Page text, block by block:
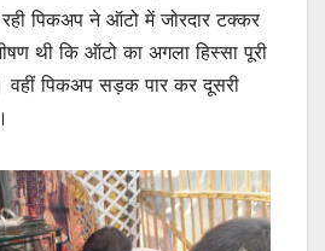
पिकअप ने ऑटो में जोरदार टक्कर
थी कि ऑटो का अगला हिस्सा पूरी
वहीं पिकअप सड़क पार कर दूसरी